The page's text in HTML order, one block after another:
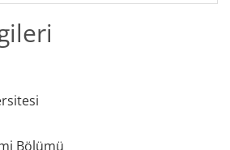
Bölümü